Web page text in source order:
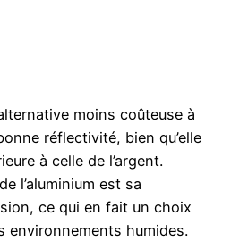
moins coûteuse à
réflectivité, bien qu’elle
à celle de l’argent.
l’aluminium est sa
ce qui en fait un choix
environnements humides.